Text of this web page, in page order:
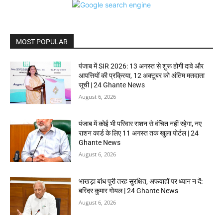
MOST POPULAR
पंजाब में SIR 2026: 13 अगस्त से शुरू होगी दावे और
आपत्तियों की प्रक्रिया, 12 अक्टूबर को अंतिम मतदाता
सूची | 24 Ghante News
August 6, 2026
पंजाब में कोई भी परिवार राशन से वंचित नहीं रहेगा, नए
राशन कार्ड के लिए 11 अगस्त तक खुला पोर्टल | 24
Ghante News
August 6, 2026
भाखड़ा बांध पूरी तरह सुरक्षित, अफवाहों पर ध्यान न दें:
बरिंदर कुमार गोयल | 24 Ghante News
August 6, 2026